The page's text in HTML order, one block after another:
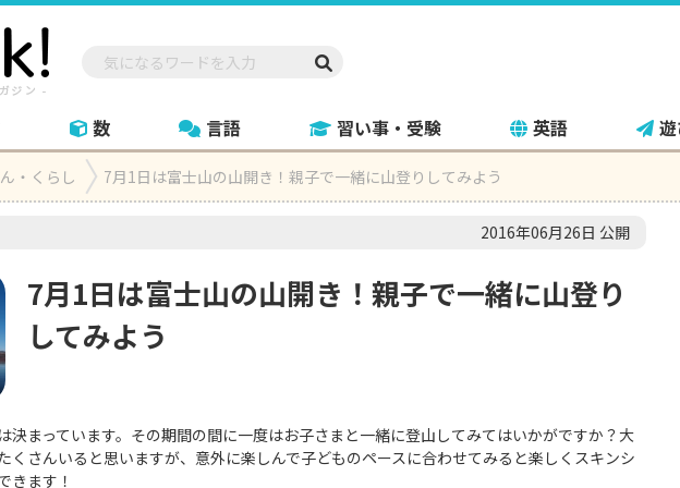
数 言語 習い事・受験 英語
・くらし 7月1日は富士山の山開き！親子で一緒に山登りしてみよう
2016年06月26日 公開
7月1日は富士山の山開き！親子で一緒に山登り
してみよう
決まっています。その期間の間に一度はお子さまと一緒に登山してみてはいかがですか？大
くさんいると思いますが、意外に楽しんで子どものペースに合わせてみると楽しくスキンシ
きます！